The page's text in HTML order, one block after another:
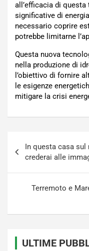
all’efficacia di
significative di
necessario coprire
potrebbe limitarne
Questa nuova
nella produzione di
l’obiettivo di fornire
le esigenze
mitigare la crisi
articoli
In questa casa sul
crederai alle
Terremoto e
ULTIME